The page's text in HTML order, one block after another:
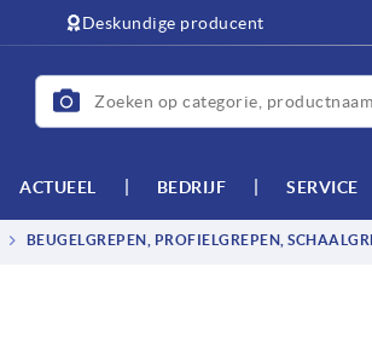
Deskundige producent
ACTUEEL BEDRIJF SERVICE
BEUGELGREPEN, PROFIELGREPEN,